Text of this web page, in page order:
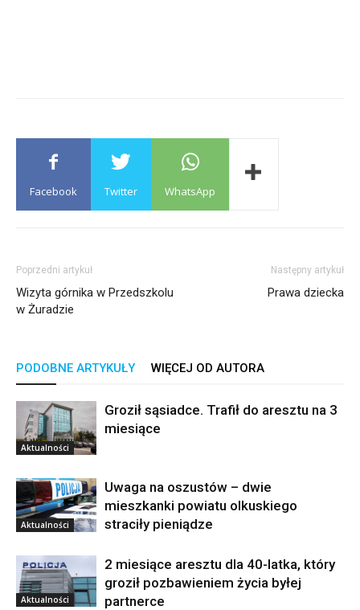
Facebook Twitter WhatsApp
Poprzedni artykuł
Wizyta górnika w Przedszkolu
w Żuradzie
Następny artykuł
Prawa dziecka
PODOBNE ARTYKUŁY WIĘCEJ OD AUTORA
Aktualności
Groził sąsiadce. Trafił do aresztu na 3
miesiące
Aktualności
Uwaga na oszustów – dwie
mieszkanki powiatu olkuskiego
straciły pieniądze
Aktualności
2 miesiące aresztu dla 40-latka, który
groził pozbawieniem życia byłej
partnerce